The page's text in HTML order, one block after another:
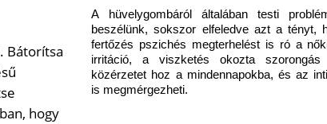
Bátorítsa
hogy
A hüvelygombáról általában testi
beszélünk, sokszor elfeledve azt a tényt,
fertőzés pszichés megterhelést is ró a
irritáció, a viszketés okozta szorongás
közérzetet hoz a mindennapokba, és az
is megmérgezheti.